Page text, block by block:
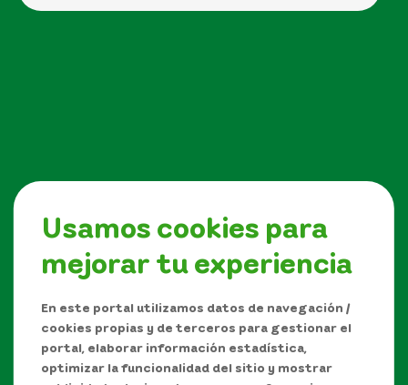
Usamos cookies para
mejorar tu experiencia
En este portal utilizamos datos de navegación /
cookies propias y de terceros para gestionar el
portal, elaborar información estadística,
optimizar la funcionalidad del sitio y mostrar
Síguenos en